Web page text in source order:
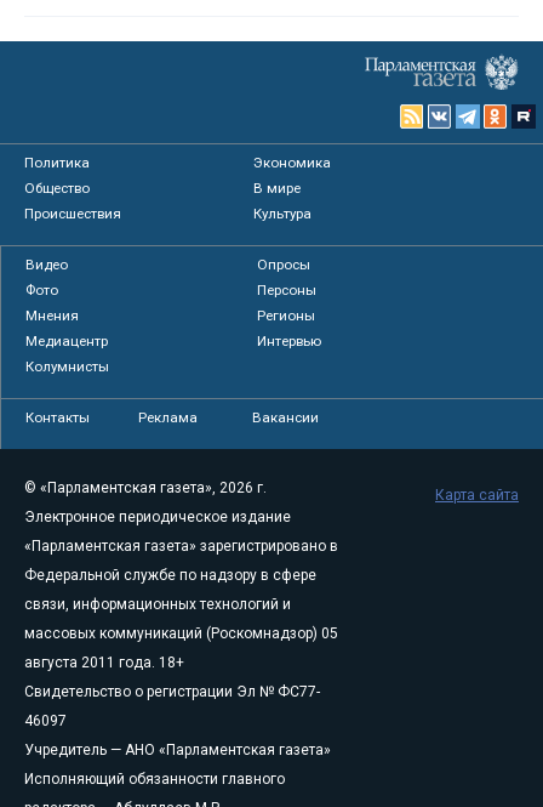
Политика
Экономика
Общество
В мире
Происшествия
Культура
Видео
Опросы
Фото
Персоны
Мнения
Регионы
Медиацентр
Интервью
Колумнисты
Контакты Реклама Вакансии
© «Парламентская газета», 2026 г.
Электронное периодическое издание
«Парламентская газета» зарегистрировано в
Федеральной службе по надзору в сфере
связи, информационных технологий и
массовых коммуникаций (Роскомнадзор) 05
августа 2011 года. 18+
Свидетельство о регистрации Эл № ФС77-
46097
Учредитель — АНО «Парламентская газета»
Исполняющий обязанности главного
Карта сайта